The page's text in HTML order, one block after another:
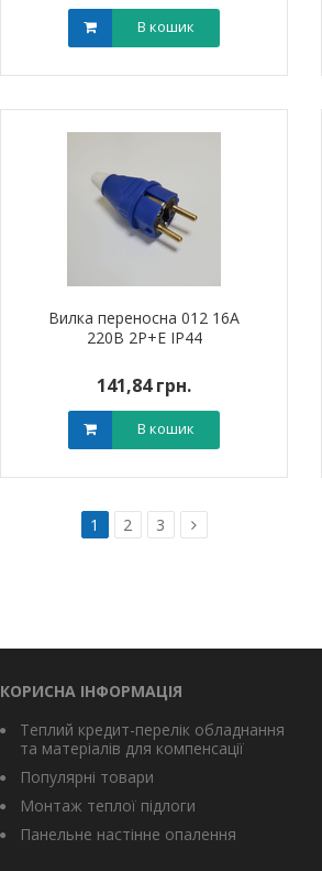
В кошик
Вилка переносна 012 16А
220В 2Р+Е IP44
141,84 грн.
В кошик
1 2 3
КОРИСНА ІНФОРМАЦІЯ
Теплий кредит-перелік обладнання
та матеріалів для компенсації
Популярні товари
Монтаж теплої підлоги
Панельне настінне опалення